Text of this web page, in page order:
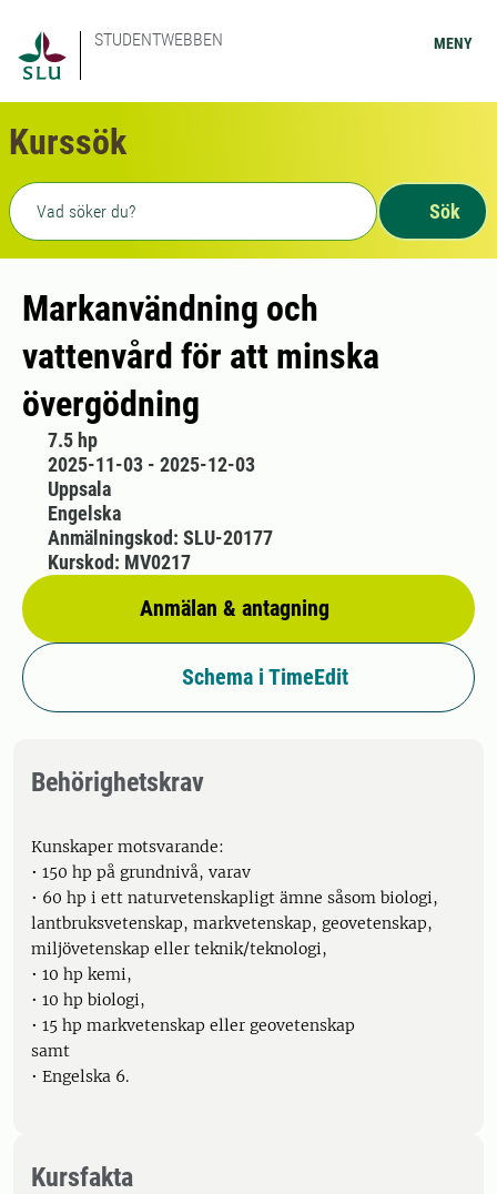
STUDENTWEBBEN MENY
Kurssök
Fritext sökning
Sök
Markanvändning och
vattenvård för att minska
övergödning
7.5 hp
2025-11-03 - 2025-12-03
Uppsala
Engelska
Anmälan & antagning
Anmälningskod: SLU-20177
Kurskod: MV0217
Schema i TimeEdit
Behörighetskrav
Kunskaper motsvarande:
• 150 hp på grundnivå, varav
• 60 hp i ett naturvetenskapligt ämne såsom biologi,
lantbruksvetenskap, markvetenskap, geovetenskap,
miljövetenskap eller teknik/teknologi,
• 10 hp kemi,
• 10 hp biologi,
• 15 hp markvetenskap eller geovetenskap
samt
• Engelska 6.
Kursfakta